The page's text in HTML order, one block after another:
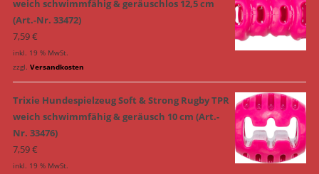
weich schwimmfähig & geräuschlos 12,5 cm
(Art.-Nr. 33472)
7,59€
inkl. 19 % MwSt.
zzgl. Versandkosten
Trixie Hundespielzeug Soft & Strong Rugby TPR
weich schwimmfähig & geräusch 10 cm (Art.-
Nr. 33476)
7,59€
inkl. 19 % MwSt.